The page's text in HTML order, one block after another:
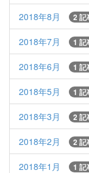
2018年8月 2 記
2018年7月 1 記
2018年6月 1 記
2018年5月 1 記
2018年3月 2 記
2018年2月 2 記
2018年1月 1 記